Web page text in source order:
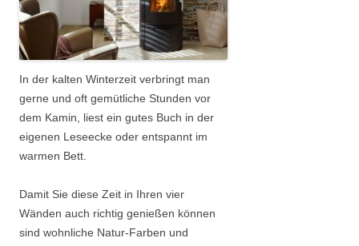
In der kalten Winterzeit verbringt man
gerne und oft gemütliche Stunden vor
dem Kamin, liest ein gutes Buch in der
eigenen Leseecke oder entspannt im
warmen Bett.
Damit Sie diese Zeit in Ihren vier
Wänden auch richtig genießen können
sind wohnliche Natur-Farben und